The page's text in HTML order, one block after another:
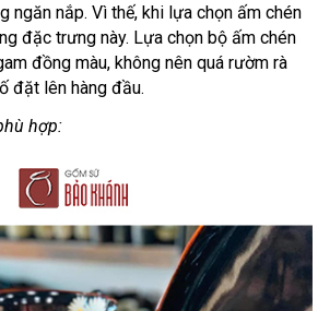
ngăn nắp. Vì thế, khi lựa chọn ấm chén
đặc trưng này. Lựa chọn bộ ấm chén
đồng màu, không nên quá rườm rà
đặt lên hàng đầu.
hợp: